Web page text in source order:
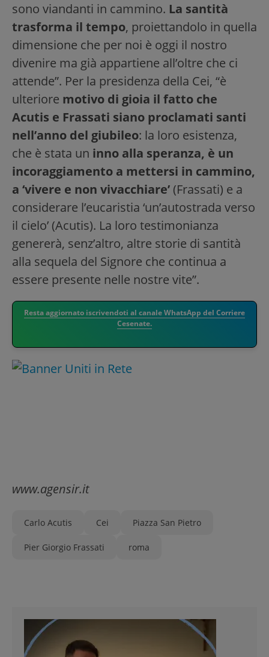
sono viandanti in cammino. La santità
trasforma il tempo, proiettandolo in quella
dimensione che per noi è oggi il nostro
divenire ma già appartiene all’oltre che ci
attende”. Per la presidenza della Cei, “è
ulteriore motivo di gioia il fatto che
Acutis e Frassati siano proclamati santi
nell’anno del giubileo: la loro esistenza,
che è stata un inno alla speranza, è un
incoraggiamento a mettersi in cammino,
a ‘vivere e non vivacchiare’ (Frassati) e a
considerare l’eucaristia ‘un’autostrada verso
il cielo’ (Acutis). La loro testimonianza
genererà, senz’altro, altre storie di santità
alla sequela del Signore che continua a
essere presente nelle nostre vite”.
Resta aggiornato iscrivendoti al canale WhatsApp del Corriere
Cesenate.
www.agensir.it
Carlo Acutis Cei Piazza San Pietro
Pier Giorgio Frassati roma